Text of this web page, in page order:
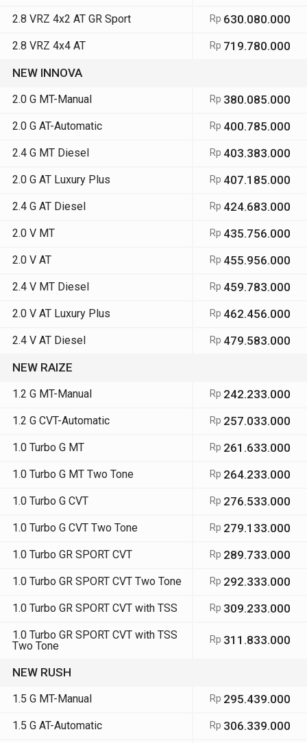
2.8 VRZ 4x2 AT GR Sport Rp 630.080.000
2.8 VRZ 4x4 AT Rp 719.780.000
NEW INNOVA
2.0 G MT-Manual Rp 380.085.000
2.0 G AT-Automatic Rp 400.785.000
2.4 G MT Diesel Rp 403.383.000
2.0 G AT Luxury Plus Rp 407.185.000
2.4 G AT Diesel Rp 424.683.000
2.0 V MT Rp 435.756.000
2.0 V AT Rp 455.956.000
2.4 V MT Diesel Rp 459.783.000
2.0 V AT Luxury Plus Rp 462.456.000
2.4 V AT Diesel Rp 479.583.000
NEW RAIZE
1.2 G MT-Manual Rp 242.233.000
1.2 G CVT-Automatic Rp 257.033.000
1.0 Turbo G MT Rp 261.633.000
1.0 Turbo G MT Two Tone Rp 264.233.000
1.0 Turbo G CVT Rp 276.533.000
1.0 Turbo G CVT Two Tone Rp 279.133.000
1.0 Turbo GR SPORT CVT Rp 289.733.000
1.0 Turbo GR SPORT CVT Two Tone Rp 292.333.000
1.0 Turbo GR SPORT CVT with TSS Rp 309.233.000
1.0 Turbo GR SPORT CVT with TSS
Two Tone
Rp 311.833.000
NEW RUSH
1.5 G MT-Manual Rp 295.439.000
1.5 G AT-Automatic Rp 306.339.000